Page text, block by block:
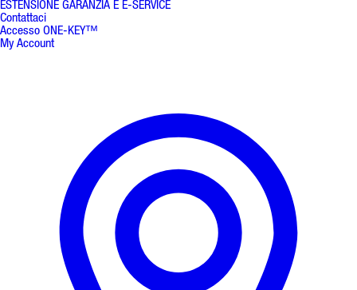
ESTENSIONE GARANZIA E E-SERVICE
Contattaci
Accesso ONE-KEY™
My Account